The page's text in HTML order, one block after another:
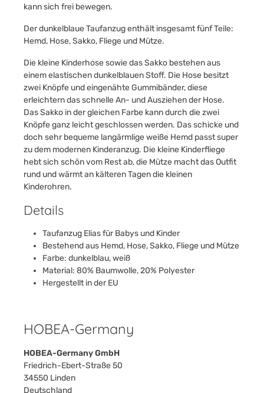
kann sich frei bewegen.
Der dunkelblaue Taufanzug enthält insgesamt fünf Teile:
Hemd, Hose, Sakko, Fliege und Mütze.
Die kleine Kinderhose sowie das Sakko bestehen aus
einem elastischen dunkelblauen Stoff. Die Hose besitzt
zwei Knöpfe und eingenähte Gummibänder, diese
erleichtern das schnelle An- und Ausziehen der Hose.
Das Sakko in der gleichen Farbe kann durch die zwei
Knöpfe ganz leicht geschlossen werden. Das schicke und
doch sehr bequeme langärmlige weiße Hemd passt super
zu dem modernen Kinderanzug. Die kleine Kinderfliege
hebt sich schön vom Rest ab, die Mütze macht das Outfit
rund und wärmt an kälteren Tagen die kleinen
Kinderohren.
Details
Taufanzug Elias für Babys und Kinder
Bestehend aus Hemd, Hose, Sakko, Fliege und Mütze
Farbe: dunkelblau, weiß
Material: 80% Baumwolle, 20% Polyester
Hergestellt in der EU
HOBEA-Germany
HOBEA-Germany GmbH
Friedrich-Ebert-Straße 50
34550 Linden
Deutschland